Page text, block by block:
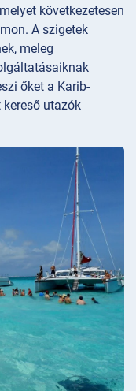
következetesen
A szigetek
meleg
őket a Karib-
utazók